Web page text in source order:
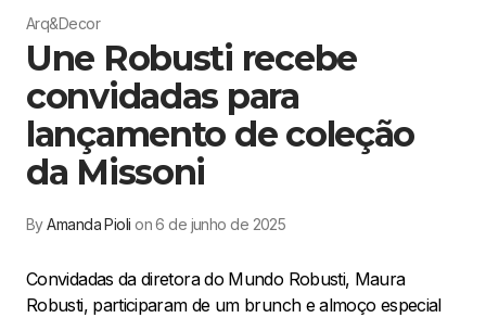
Arq&Decor
Une Robusti recebe
convidadas para
lançamento de coleção
da Missoni
ByAmanda Pioli on 6 de junho de 2025
Convidadas da diretora do Mundo Robusti, Maura
Robusti, participaram de um brunch e almoço especial